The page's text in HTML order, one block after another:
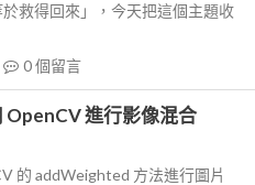
救得回來」，今天把這個主題收
0個留言
OpenCV 進行影像混合
的 addWeighted 方法進行圖片